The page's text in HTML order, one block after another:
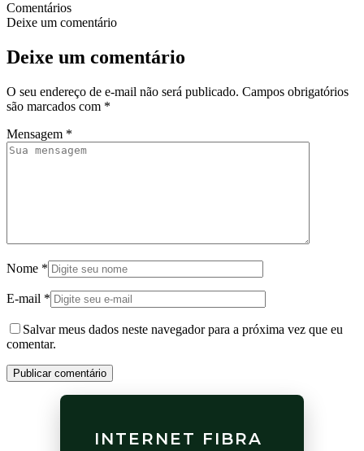
Comentários
Deixe um comentário
Deixe um comentário
O seu endereço de e-mail não será publicado. Campos obrigatórios
são marcados com *
Mensagem *
Nome *
E-mail *
Salvar meus dados neste navegador para a próxima vez que eu
comentar.
Publicar comentário
INTERNET FIBRA